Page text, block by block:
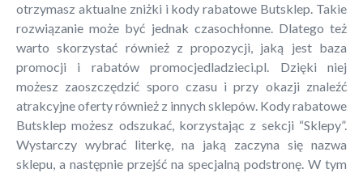
otrzymasz aktualne zniżki i kody rabatowe Butsklep. Takie
rozwiązanie może być jednak czasochłonne. Dlatego też
warto skorzystać również z propozycji, jaką jest baza
promocji i rabatów promocjedladzieci.pl. Dzięki niej
możesz zaoszczędzić sporo czasu i przy okazji znaleźć
atrakcyjne oferty również z innych sklepów. Kody rabatowe
Butsklep możesz odszukać, korzystając z sekcji “Sklepy”.
Wystarczy wybrać literkę, na jaką zaczyna się nazwa
sklepu, a następnie przejść na specjalną podstronę. W tym